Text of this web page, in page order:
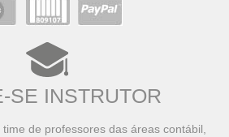
SE INSTRUTOR
de professores das áreas contábil,